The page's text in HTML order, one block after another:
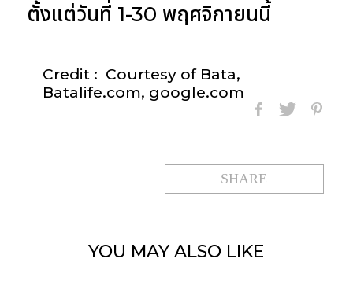
ตั้งแต่วันที่ 1-30 พฤศจิกายนนี้
Credit : Courtesy of Bata,
Batalife.com, google.com
SHARE
YOU MAYALSO LIKE